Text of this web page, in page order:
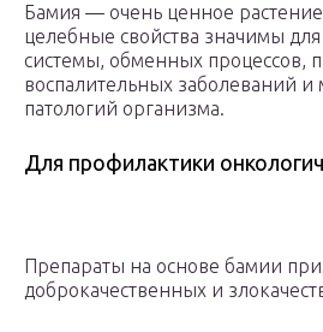
Бамия — очень ценное
целебные свойства значимы
системы, обменных процессов,
воспалительных заболеваний и
патологий организма.
Для профилактики
Препараты на основе бамии
доброкачественных и